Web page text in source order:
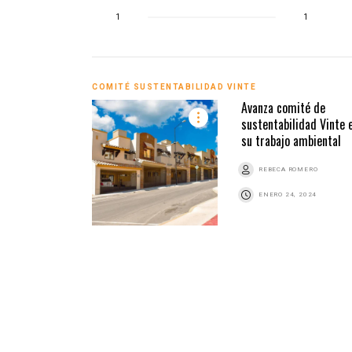
1 1
COMITÉ SUSTENTABILIDAD VINTE
Avanza comité de
sustentabilidad Vinte
su trabajo ambiental
REBECA ROMERO
ENERO 24, 2024